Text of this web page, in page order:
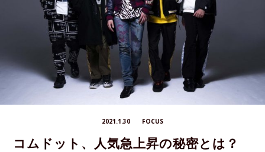
2021.1.30 FOCUS
コムドット、人気急上昇の秘密とは？